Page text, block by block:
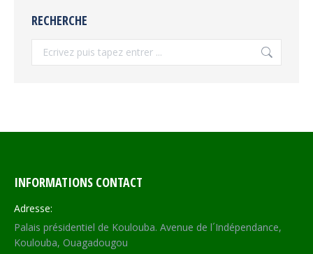
RECHERCHE
INFORMATIONS CONTACT
Adresse:
Palais présidentiel de Koulouba. Avenue de l´Indépendance,
Koulouba, Ouagadougou